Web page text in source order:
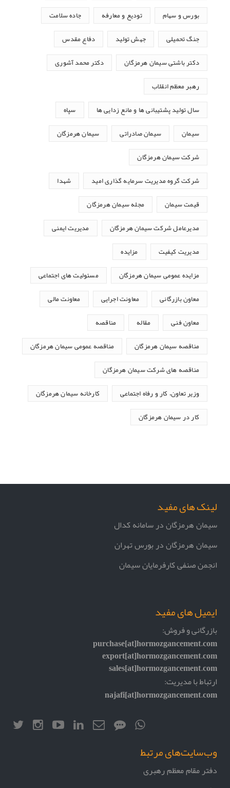
بورس و سهام تودیع و معارفه جاده سلامت
جنگ تحمیلی جهش تولید دفاع مقدس
دکتر باشتی سیمان هرمزگان دکتر محمد آشوری
رهبر معظم انقلاب
سال تولید پشتیبانی ها و مانع زدایی ها سپاه
سیمان سیمان صادراتی سیمان هرمزگان
شرکت سیمان هرمزگان
شرکت گروه مدیریت سرمایه گذاری امید شهدا
قیمت سیمان مجله سیمان هرمزگان
مدیرعامل شرکت سیمان هرمزگان مدیریت ایمنی
مدیریت کیفیت مزایده
مزایده عمومی سیمان هرمزگان مسئولیت های اجتماعی
معاون بازرگانی معاونت اجرایی معاونت مالی
معاون فنی مقاله مناقصه
مناقصه سیمان هرمزگان مناقصه عمومی سیمان هرمزگان
مناقصه های شرکت سیمان هرمزگان
وزیر تعاون، کار و رفاه اجتماعی کارخانه سیمان هرمزگان
کار در سیمان هرمزگان
لینک های مفید
سیمان هرمزگان در سامانه کدال
سیمان هرمزگان در بورس تهران
انجمن صنفی کارفرمایان سیمان
ایمیل های مفید
بازرگانی و فروش:
purchase[at]hormozgancement.com
export[at]hormozgancement.com
sales[at]hormozgancement.com
ارتباط با مدیریت:
najafi[at]hormozgancement.com
وب‌سایت‌های مرتبط
دفتر مقام معظم رهبری